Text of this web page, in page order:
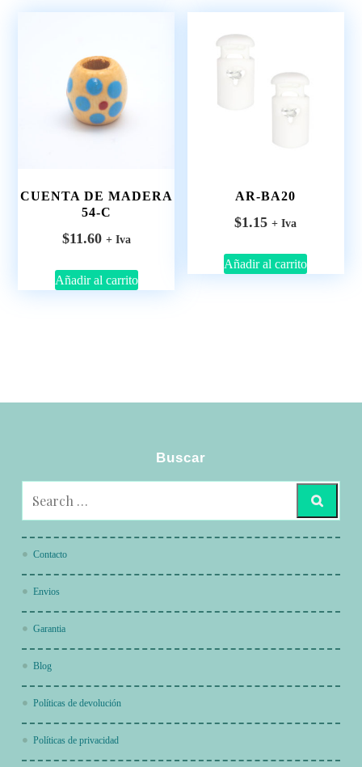
CUENTA DE MADERA
54-C
$11.60 + Iva
Añadir al carrito
AR-BA20
$1.15 + Iva
Añadir al carrito
Buscar
Contacto
Envios
Garantia
Blog
Políticas de devolución
Políticas de privacidad